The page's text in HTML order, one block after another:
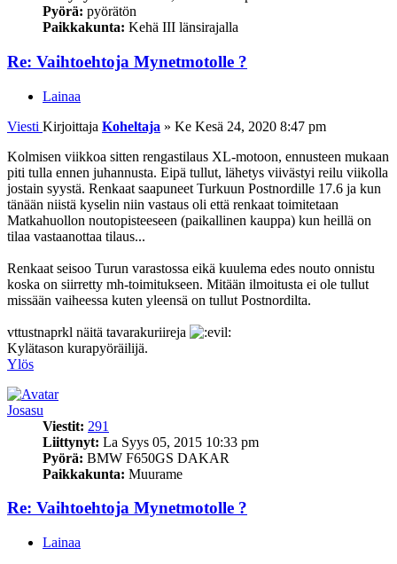
Pyörä: pyörätön
Paikkakunta: Kehä III länsirajalla
Re: Vaihtoehtoja Mynetmotolle ?
Lainaa
Viesti Kirjoittaja Koheltaja » Ke Kesä 24, 2020 8:47 pm
Kolmisen viikkoa sitten rengastilaus XL-motoon, ennusteen mukaan
piti tulla ennen juhannusta. Eipä tullut, lähetys viivästyi reilu viikolla
jostain syystä. Renkaat saapuneet Turkuun Postnordille 17.6 ja kun
tänään niistä kyselin niin vastaus oli että renkaat toimitetaan
Matkahuollon noutopisteeseen (paikallinen kauppa) kun heillä on
tilaa vastaanottaa tilaus...
Renkaat seisoo Turun varastossa eikä kuulema edes nouto onnistu
koska on siirretty mh-toimitukseen. Mitään ilmoitusta ei ole tullut
missään vaiheessa kuten yleensä on tullut Postnordilta.
vttustnaprkl näitä tavarakuriireja
Kylätason kurapyöräilijä.
Ylös
Josasu
Viestit: 291
Liittynyt: La Syys 05, 2015 10:33 pm
Pyörä: BMW F650GS DAKAR
Paikkakunta: Muurame
Re: Vaihtoehtoja Mynetmotolle ?
Lainaa